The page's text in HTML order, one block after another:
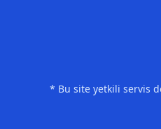
* Bu site yetkili servis